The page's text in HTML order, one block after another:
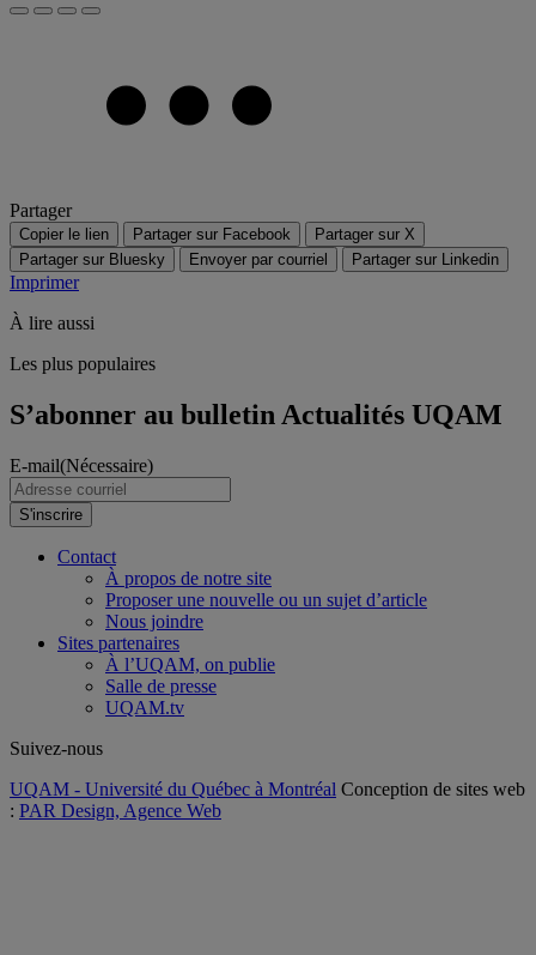
Partager
Copier le lien Partager sur Facebook
Partager sur X
Partager sur Bluesky
Envoyer par courriel Partager sur Linkedin
Imprimer
À lire aussi
Les plus populaires
S’abonner au bulletin Actualités UQAM
E-mail(Nécessaire)
S'inscrire
Contact
À propos de notre site
Proposer une nouvelle ou un sujet d’article
Nous joindre
Sites partenaires
À l’UQAM, on publie
Salle de presse
UQAM.tv
Suivez-nous
UQAM - Université du Québec à Montréal Conception de sites web
: PAR Design, Agence Web